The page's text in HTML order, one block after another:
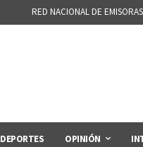
RED NACIONAL DE EMISORAS
DEPORTES OPINIÓN